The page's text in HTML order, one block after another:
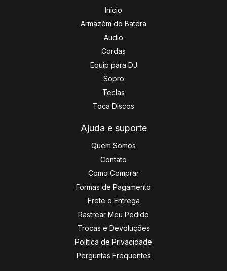
Início
Armazém do Batera
Audio
Cordas
Equip para DJ
Sopro
Teclas
Toca Discos
Ajuda e suporte
Quem Somos
Contato
Como Comprar
Formas de Pagamento
Frete e Entrega
Rastrear Meu Pedido
Trocas e Devoluções
Política de Privacidade
Perguntas Frequentes